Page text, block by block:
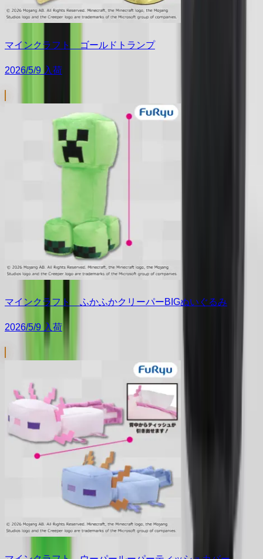
マインクラフト ゴールドトランプ
2026/5/9 入荷
マインクラフト ふかふかクリーパーBIGぬいぐるみ
2026/5/9 入荷